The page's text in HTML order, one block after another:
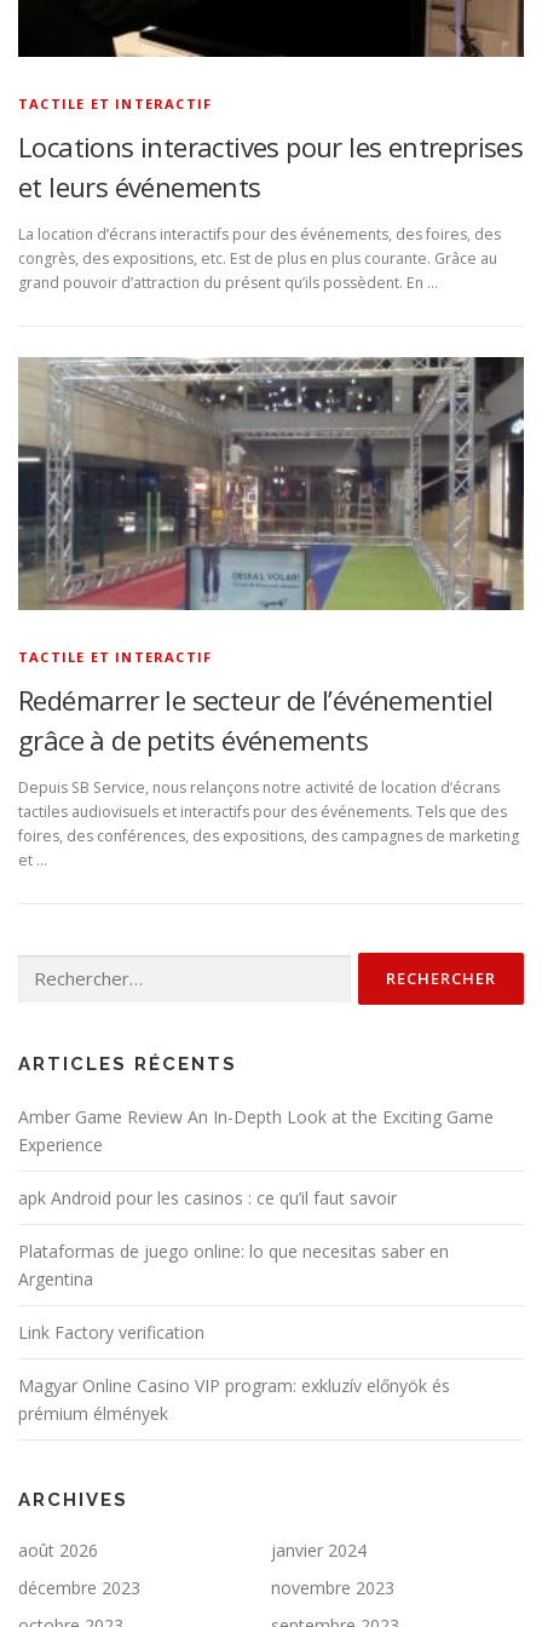
TACTILE ET INTERACTIF
Locations interactives pour les entreprises
et leurs événements
La location d’écrans interactifs pour des événements, des foires, des
congrès, des expositions, etc. Est de plus en plus courante. Grâce au
grand pouvoir d’attraction du présent qu’ils possèdent. En …
TACTILE ET INTERACTIF
Redémarrer le secteur de l’événementiel
grâce à de petits événements
Depuis SB Service, nous relançons notre activité de location d’écrans
tactiles audiovisuels et interactifs pour des événements. Tels que des
foires, des conférences, des expositions, des campagnes de marketing
et …
ARTICLES RÉCENTS
Amber Game Review An In-Depth Look at the Exciting Game
Experience
apk Android pour les casinos : ce qu’il faut savoir
Plataformas de juego online: lo que necesitas saber en
Argentina
Link Factory verification
Magyar Online Casino VIP program: exkluzív előnyök és
prémium élmények
ARCHIVES
août 2026
janvier 2024
décembre 2023
novembre 2023